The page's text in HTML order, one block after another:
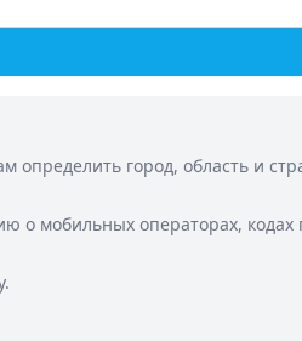
город, область и
о мобильных операторах,